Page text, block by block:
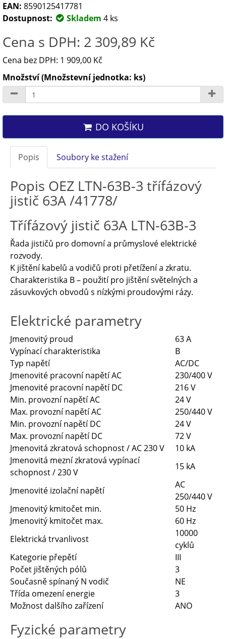
EAN: 8590125417781
Dostupnost:
Skladem 4 ks
Cena s DPH: 2 309,89 Kč
Cena bez DPH: 1 909,00 Kč
Množství (Množstevní jednotka: ks)
DO KOŠÍKU
Popis Soubory ke stažení
Popis OEZ LTN-63B-3 třífázový
jistič 63A /41778/
Třífázový jistič 63A LTN-63B-3
Řada jističů pro domovní a průmyslové elektrické
rozvody.
K jištění kabelů a vodičů proti přetížení a zkratu.
Charakteristika B – použití pro jištění světelných a
zásuvkových obvodů s nízkými proudovými rázy.
Elektrické parametry
Jmenovitý proud
63 A
Vypínací charakteristika
B
Typ napětí
AC/DC
Jmenovité pracovní napětí AC
230/400 V
Jmenovité pracovní napětí DC
216 V
Min. provozní napětí AC
24 V
Max. provozní napětí AC
250/440 V
Min. provozní napětí DC
24 V
Max. provozní napětí DC
72 V
Jmenovitá zkratová schopnost / AC 230 V
10 kA
Jmenovitá mezní zkratová vypínací
schopnost / 230 V
15 kA
Jmenovité izolační napětí
AC
250/440 V
Jmenovitý kmitočet min.
50 Hz
Jmenovitý kmitočet max.
60 Hz
Elektrická trvanlivost
10000
cyklů
Kategorie přepětí
III
Počet jištěných pólů
3
Současně spínaný N vodič
NE
Třída omezení energie
3
Možnost dalšího zařízení
ANO
Fyzické parametry